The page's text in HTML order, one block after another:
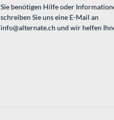
Sie benötigen Hilfe oder
schreiben Sie uns eine E-Mail an
info@alternate.ch und wir helfen